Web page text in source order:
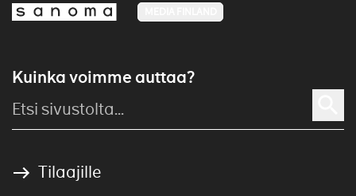
Kuinka voimme auttaa?
Tilaajille